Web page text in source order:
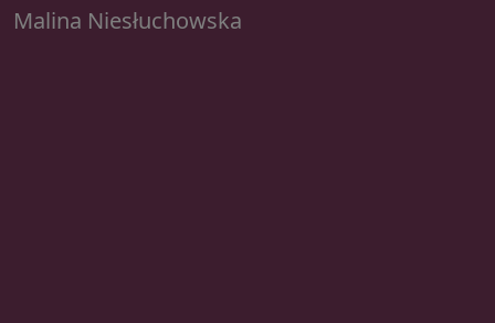
Malina Niesłuchowska